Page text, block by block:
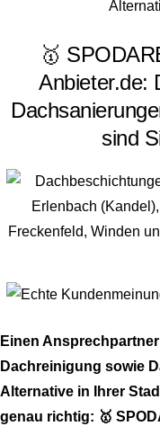
🥇
Anbieter.de:
sind
Einen
Dachreinigung sowie
Alternative in Ihrer
genau richtig: 🥇